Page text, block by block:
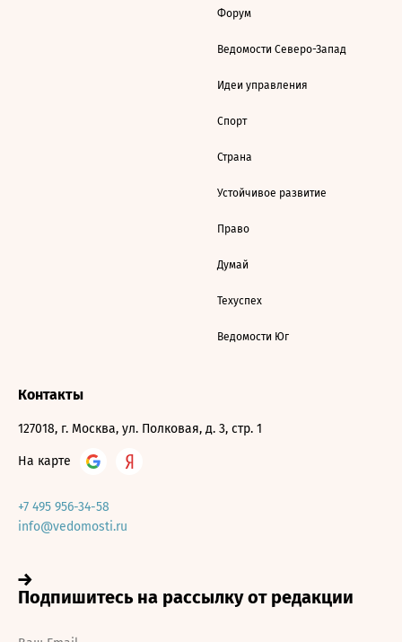
Форум
Ведомости Северо-Запад
Идеи управления
Спорт
Страна
Устойчивое развитие
Право
Думай
Техуспех
Ведомости Юг
Контакты
127018, г. Москва, ул. Полковая, д. 3, стр. 1
На карте
+7 495 956-34-58
info@vedomosti.ru